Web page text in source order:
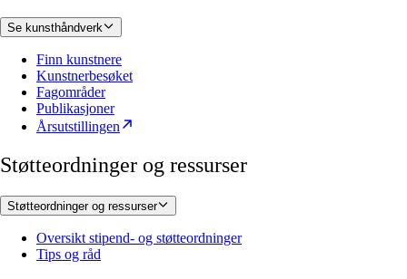
Se kunsthåndverk
Finn kunstnere
Kunstnerbesøket
Fagområder
Publikasjoner
Årsutstillingen
Støtteordninger og ressurser
Støtteordninger og ressurser
Oversikt stipend- og støtteordninger
Tips og råd